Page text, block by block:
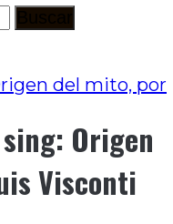
del mito, por
Origen
Visconti